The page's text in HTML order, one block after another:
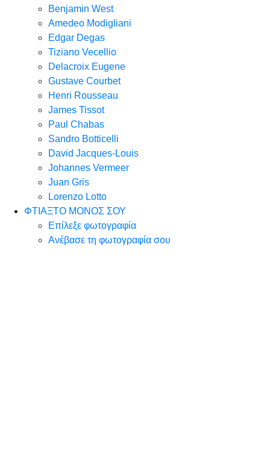
Benjamin West
Amedeo Modigliani
Edgar Degas
Tiziano Vecellio
Delacroix Eugene
Gustave Courbet
Henri Rousseau
James Tissot
Paul Chabas
Sandro Botticelli
David Jacques-Louis
Johannes Vermeer
Juan Gris
Lorenzo Lotto
ΦΤΙΑΞΤΟ ΜΟΝΟΣ ΣΟΥ
Επίλεξε φωτογραφία
Ανέβασε τη φωτογραφία σου